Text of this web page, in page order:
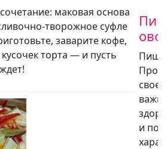
маковая основа
творожное суфле
заварите кофе,
торта — и пусть
и